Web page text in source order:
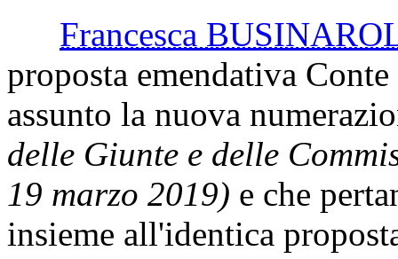
Francesca
proposta emendativa
assunto la nuova
delle Giunte e delle
19 marzo 2019) e che
insieme all'identica